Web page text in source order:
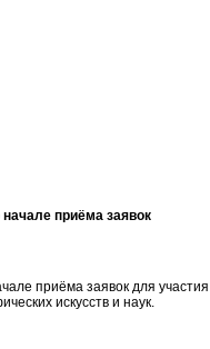
приёма заявок
приёма заявок для
искусств и наук.